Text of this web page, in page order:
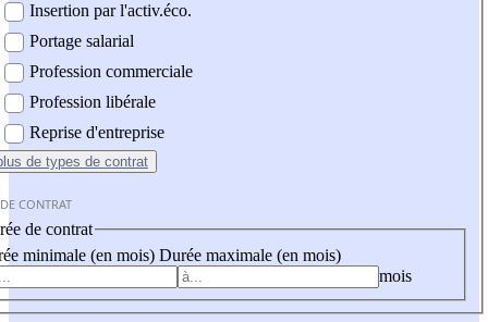
Insertion par l'activ.éco.
Portage salarial
Profession commerciale
Profession libérale
Reprise d'entreprise
de types de contrat
CONTRAT
de contrat
minimale (en mois) Durée maximale (en mois)
mois